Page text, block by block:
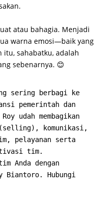
atau bahagia. Menjadi
warna emosi—baik yang
itu, sahabatku, adalah
sebenarnya. 😊
sering berbagi ke
pemerintah dan
udah membagikan
komunikasi,
pelayanan serta
tim.
Anda dengan
Biantoro. Hubungi